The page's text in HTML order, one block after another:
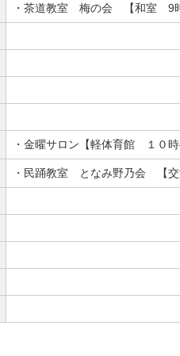
・茶道教室 梅の会 【和室 9時
・金曜サロン【軽体育館 １０時
・民踊教室 となみ野乃会 【